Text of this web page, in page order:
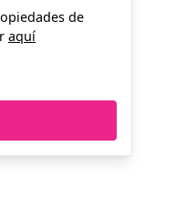
de
aquí